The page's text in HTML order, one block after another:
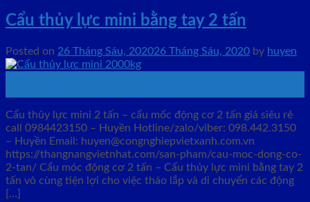
Cẩu thủy lực mini bằng tay 2 tấn
Posted on 26 Tháng Sáu, 202026 Tháng Sáu, 2020 by huyen
Cẩu thủy lực mini 2 tấn – cẩu mốc động cơ 2 tấn giá siêu rẻ
call 0984423150 – Huyền Hotline/zalo/viber: 098.442.3150
– Huyền Email: huyen@congnghiepvietxanh.com.vn
https://thangnangvietnhat.com/san-pham/cau-moc-dong-co-
2-tan/ Cẩu móc động cơ 2 tấn – Cẩu thủy lực mini bằng tay 2
tấn vô cùng tiện lợi cho việc tháo lắp và di chuyển các động
[…]